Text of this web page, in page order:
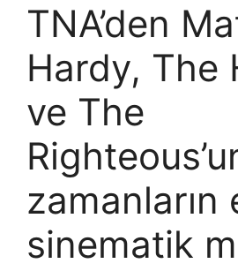
TNA’den
Hardy, The
ve The
zamanların
sinematik